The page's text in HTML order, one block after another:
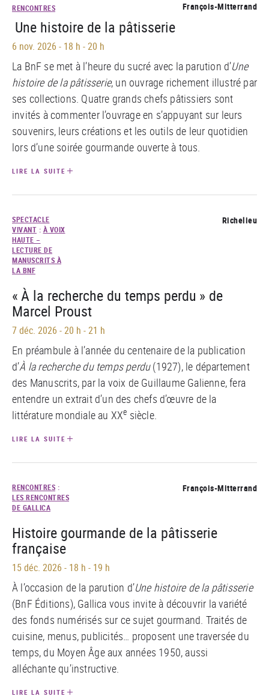
RENCONTRES François-Mitterrand
Une histoire de la pâtisserie
6 nov. 2026 - 18 h - 20 h
La BnF se met à l’heure du sucré avec la parution d’Une
histoire de la pâtisserie, un ouvrage richement illustré par
ses collections. Quatre grands chefs pâtissiers sont
invités à commenter l’ouvrage en s’appuyant sur leurs
souvenirs, leurs créations et les outils de leur quotidien
lors d’une soirée gourmande ouverte à tous.
LIRE LA SUITE
SPECTACLE
VIVANT : À VOIX
HAUTE –
LECTURE DE
MANUSCRITS À
LA BNF
Richelieu
« À la recherche du temps perdu » de
Marcel Proust
7 déc. 2026 -20 h - 21 h
En préambule à l’année du centenaire de la publication
d’À la recherche du temps perdu(1927), le département
des Manuscrits, par la voix de Guillaume Galienne, fera
entendre un extrait d’un des chefs d’œuvre de la
littérature mondiale au XXe siècle.
LIRE LA SUITE
RENCONTRES :
LES RENCONTRES
DE GALLICA
François-Mitterrand
Histoire gourmande de la pâtisserie
française
15 déc. 2026 - 18 h - 19 h
À l’occasion de la parution d’Une histoire de la pâtisserie
(BnF Éditions), Gallica vous invite à découvrir la variété
des fonds numérisés sur ce sujet gourmand. Traités de
cuisine, menus, publicités… proposent une traversée du
temps, du Moyen Âge aux années 1950, aussi
alléchante qu’instructive.
LIRE LA SUITE